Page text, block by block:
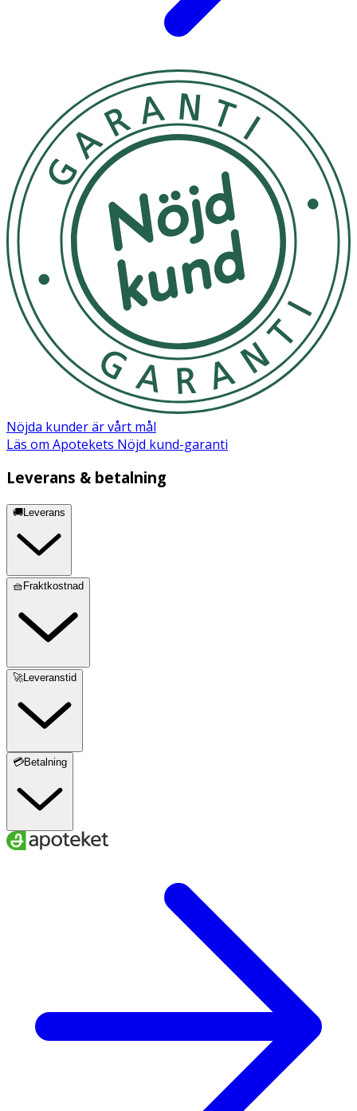
Nöjda kunder är vårt mål
Läs om Apotekets Nöjd kund-garanti
Leverans & betalning
🚚Leverans
🧺Fraktkostnad
🚀Leveranstid
💳Betalning